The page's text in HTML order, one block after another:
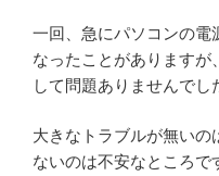
一回、急にパソコンの電
なったことがありますが
して問題ありませんでし
大きなトラブルが無い
ないのは不安なところで